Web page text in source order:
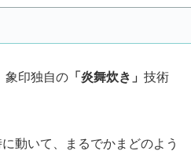
象印独自の 「炎舞炊き」 技術
動いて、まるでかまどのよう